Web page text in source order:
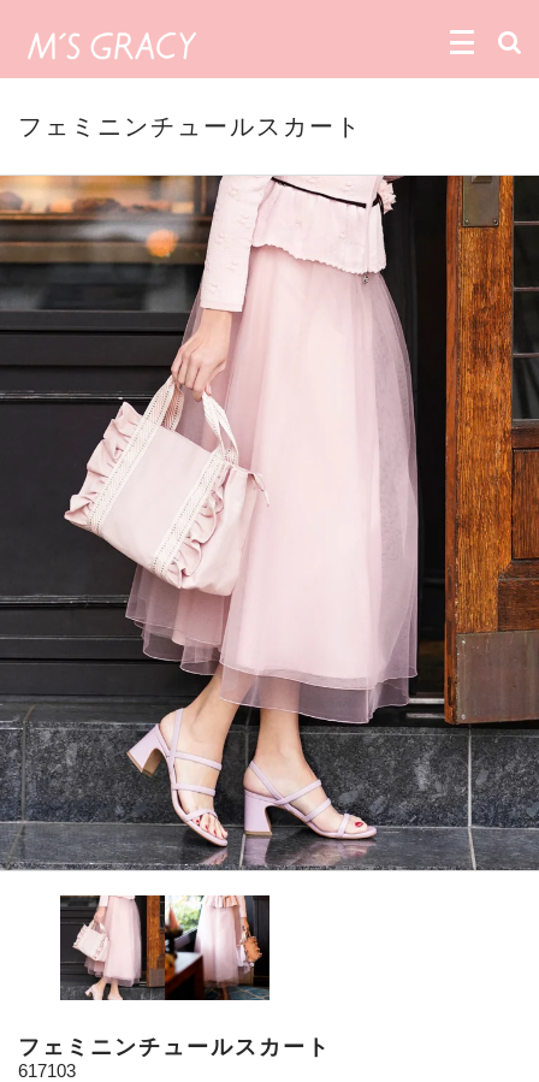
フェミニンチュールスカート
フェミニンチュールスカート
617103